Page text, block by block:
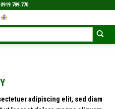
adipiscing elit, sed diam